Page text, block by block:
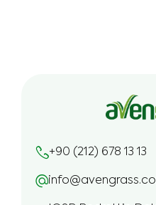
+90 (212) 678 13 13